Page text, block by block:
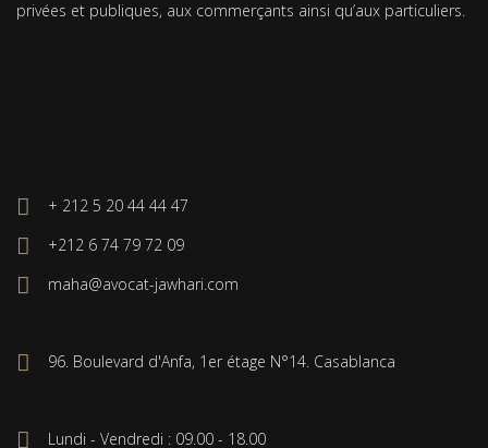
privées et publiques, aux commerçants ainsi qu’aux particuliers.
+ 212 5 20 44 44 47
+212 6 74 79 72 09
maha@avocat-jawhari.com
96. Boulevard d'Anfa, 1er étage N°14. Casablanca
Lundi - Vendredi : 09.00 - 18.00